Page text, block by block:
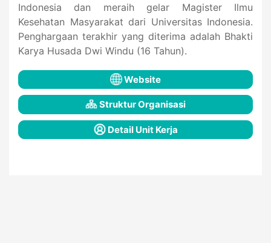
Indonesia dan meraih gelar Magister Ilmu
Kesehatan Masyarakat dari Universitas Indonesia.
Penghargaan terakhir yang diterima adalah Bhakti
Karya Husada Dwi Windu (16 Tahun).
Website
Struktur Organisasi
Detail Unit Kerja